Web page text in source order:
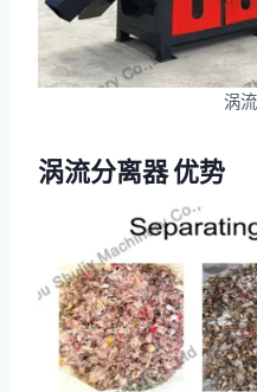
涡
涡流分离器优势